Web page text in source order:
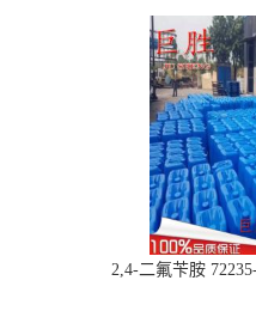
2,4-二氟苄胺